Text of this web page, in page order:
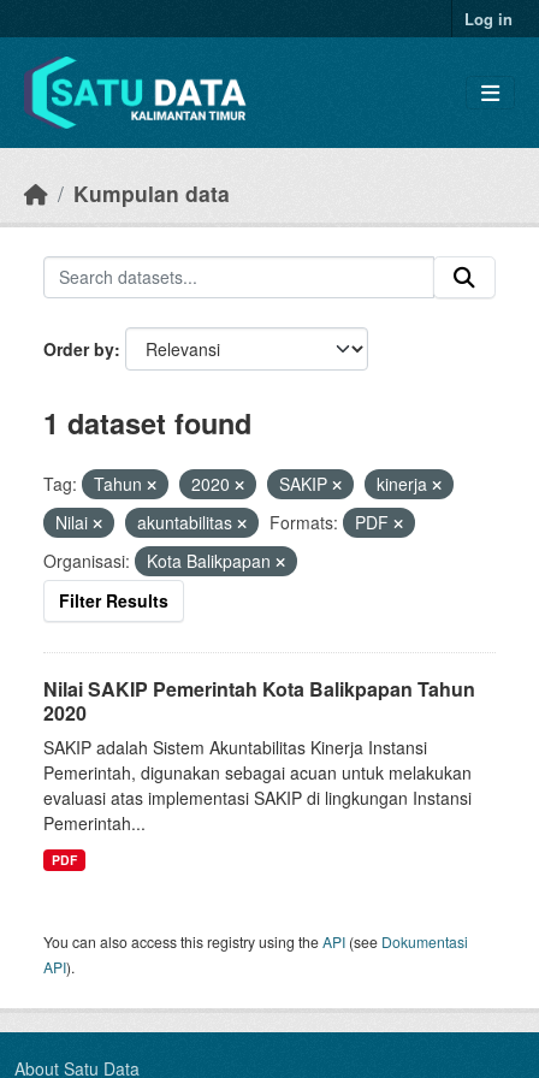
Log in
Kumpulan data
Order by
1 dataset found
Tag: Tahun 2020 SAKIP
kinerja
Nilai
akuntabilitas Formats:
PDF
Organisasi:
Kota Balikpapan
Filter Results
Nilai SAKIP Pemerintah Kota Balikpapan Tahun
2020
SAKIP adalah Sistem Akuntabilitas Kinerja Instansi
Pemerintah, digunakan sebagai acuan untuk melakukan
evaluasi atas implementasi SAKIP di lingkungan Instansi
Pemerintah...
PDF
You can also access this registry using theAPI (see Dokumentasi
API).
About Satu Data